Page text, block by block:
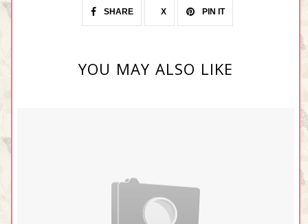
SHARE X PIN IT
YOU MAY ALSO LIKE